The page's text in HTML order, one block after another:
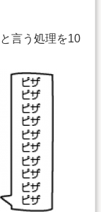
言う処理を10